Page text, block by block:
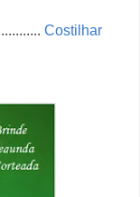
Costilhar